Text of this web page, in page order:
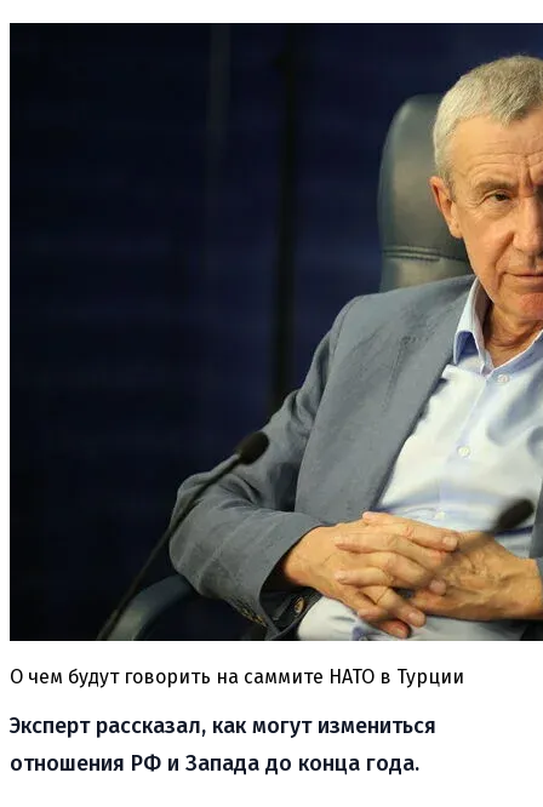
О чем будут говорить на саммите НАТО в Турции
Эксперт рассказал, как могут измениться
отношения РФ и Запада до конца года.